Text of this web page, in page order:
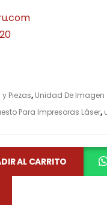
Piezas, Unidad De Imagen
Para Impresoras Láser,
AL CARRITO